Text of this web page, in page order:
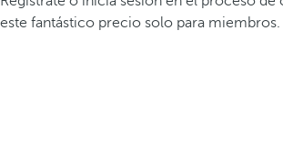
este fantástico precio solo para miembros.